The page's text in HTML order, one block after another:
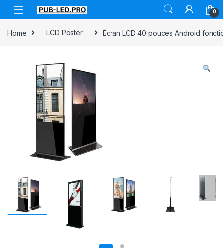
0
Home LCD Poster Écran LCD 40 pouces Android